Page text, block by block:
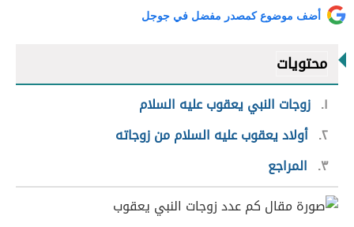
أضف موضوع كمصدر مفضل في جوجل
محتويات
١ زوجات النبي يعقوب عليه السلام
٢ أولاد يعقوب عليه السلام من زوجاته
٣
المراجع